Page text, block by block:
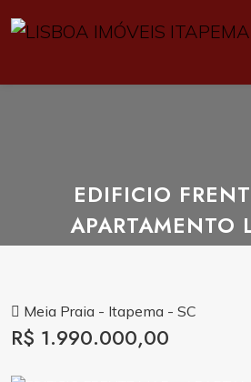
EDIFICIO
APARTAMENTO
Meia Praia - Itapema - SC
R$ 1.990.000,00